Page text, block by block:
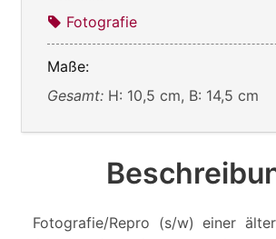
Fotografie
Maße:
Gesamt: H: 10,5 cm, B: 14,5 cm
Fotografie/Repro (s/w) einer